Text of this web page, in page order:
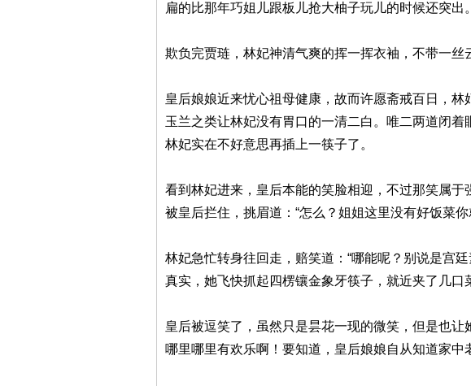
扁的比那年巧姐儿跟板儿抢大柚子玩儿的时候还突出。
欺负完贾琏，林妃神清气爽的挥一挥衣袖，不带一丝
皇后娘娘近来忧心祖母健康，故而许愿斋戒百日，
玉兰之类让林妃没有胃口的一清二白。唯二两道闭
林妃实在不好意思再插上一筷子了。
看到林妃进来，皇后本能的笑脸相迎，不过那笑属
被皇后拦住，挑眉道：“怎么？姐姐这里没有好饭菜
林妃急忙转身往回走，赔笑道：“哪能呢？别说是宫
真实，她飞快抓起四楞镶金象牙筷子，就近夹了几口
皇后被逗笑了，虽然只是昙花一现的微笑，但是也
哪里哪里有欢乐啊！要知道，皇后娘娘自从知道家中